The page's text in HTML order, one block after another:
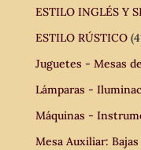
ESTILO INGLÉS Y
ESTILO RÚSTICO
Juguetes - Mesas
Lámparas -
Máquinas -
Mesa Auxiliar: